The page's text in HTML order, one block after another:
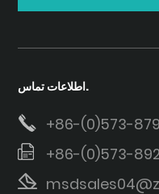
اطلاعات تماس.
+86-(0)573-
+86-(0)573-